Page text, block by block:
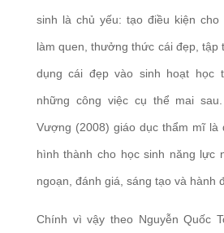
sinh là chủ yếu: tạo điều kiện cho
làm quen, thưởng thức cái đẹp, tập
dụng cái đẹp vào sinh hoạt học
những công việc cụ thể mai
Vượng (2008) giáo dục thẩm mĩ là
hình thành cho học sinh năng lực
ngoạn, đánh giá, sáng tạo và hành
Chính vì vậy theo Nguyễn Quốc